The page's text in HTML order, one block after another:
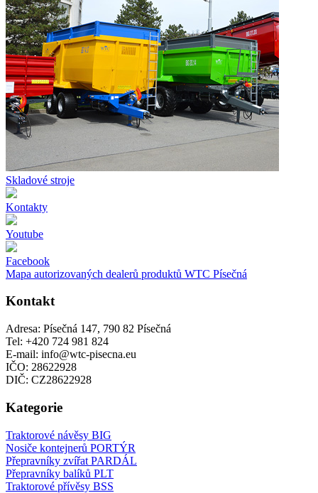
Skladové stroje
Kontakty
Youtube
Facebook
Mapa autorizovaných dealerů produktů WTC Písečná
Kontakt
Adresa: Písečná 147, 790 82 Písečná
Tel: +420 724 981 824
E-mail: info@wtc-pisecna.eu
IČO: 28622928
DIČ: CZ28622928
Kategorie
Traktorové návěsy BIG
Nosiče kontejnerů PORTÝR
Přepravníky zvířat PARDÁL
Přepravníky balíků PLT
Traktorové přívěsy BSS